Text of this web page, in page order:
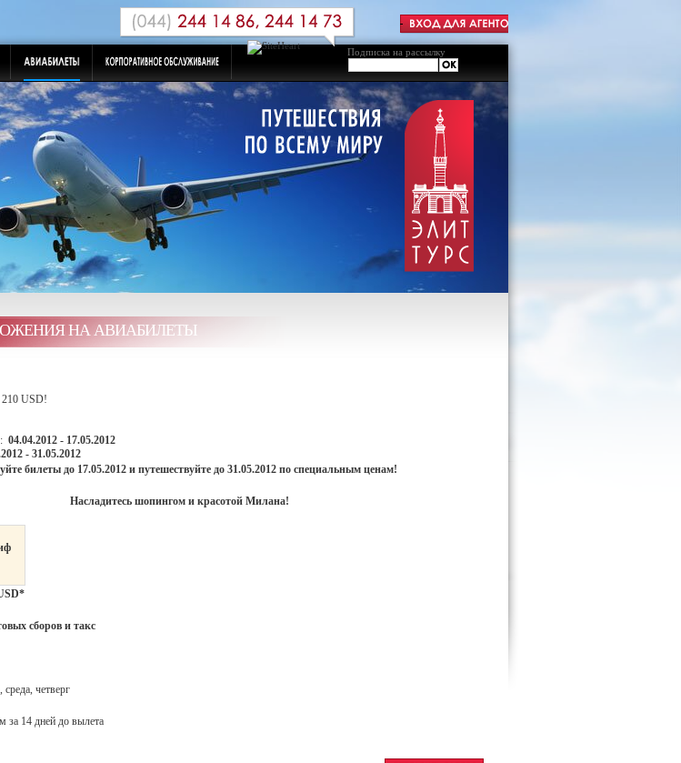
Подписка на рассылку
НА АВИАБИЛЕТЫ
USD!
04.04.2012 - 17.05.2012
- 31.05.2012
билеты до 17.05.2012 и путешествуйте до 31.05.2012 по специальным ценам!
Насладитесь шопингом и красотой Милана!
*
сборов и такс
среда, четверг
за 14 дней до вылета